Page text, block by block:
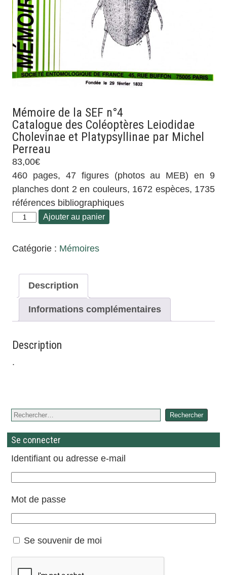
Mémoire de la SEF n°4
Catalogue des Coléoptères Leiodidae
Cholevinae et Platypsyllinae par Michel
Perreau
83,00€
460 pages, 47 figures (photos au MEB) en 9
planches dont 2 en couleurs, 1672 espèces, 1735
références bibliographiques
Ajouter au panier
Catégorie : Mémoires
Description
Informations complémentaires
Description
.
Se connecter
Identifiant ou adresse e-mail
Mot de passe
Se souvenir de moi